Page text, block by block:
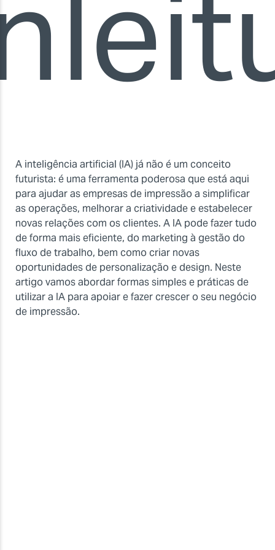
A inteligência artificial (IA) já não é um conceito
futurista: é uma ferramenta poderosa que está aqui
para ajudar as empresas de impressão a simplificar
as operações, melhorar a criatividade e estabelecer
novas relações com os clientes. A IA pode fazer tudo
de forma mais eficiente, do marketing à gestão do
fluxo de trabalho, bem como criar novas
oportunidades de personalização e design. Neste
artigo vamos abordar formas simples e práticas de
utilizar a IA para apoiar e fazer crescer o seu negócio
de impressão.